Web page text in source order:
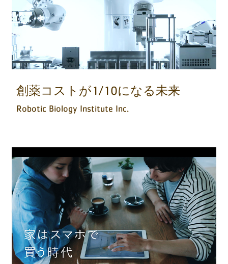
創薬コストが1/10になる未来
Robotic Biology Institute Inc.